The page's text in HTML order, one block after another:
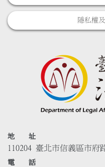
隱私權
地 址
110204 臺北市信義區市府
電 話